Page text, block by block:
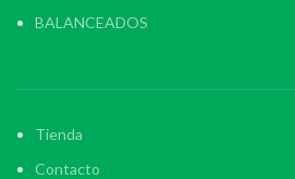
BALANCEADOS
Tienda
Contacto